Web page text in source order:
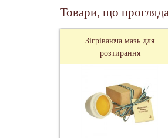
Товари, що
Зігріваюча мазь для
розтирання